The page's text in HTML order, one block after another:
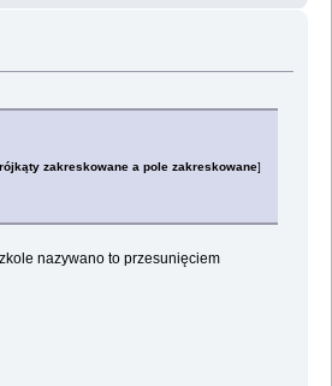
zakreskowane a pole zakreskowane]
nazywano to przesunięciem